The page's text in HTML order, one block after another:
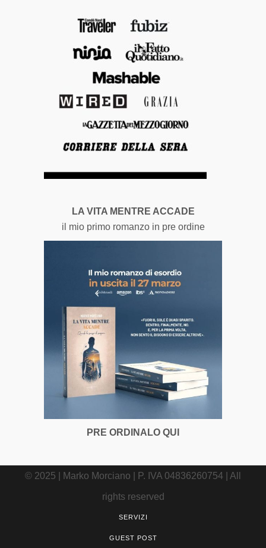
LA VITA MENTRE ACCADE
il mio primo romanzo in pre ordine
PRE ORDINALO QUI
© 2025 | Marko Morciano | P. IVA 04836260754 | All
rights reserved
SERVIZI
GUEST POST